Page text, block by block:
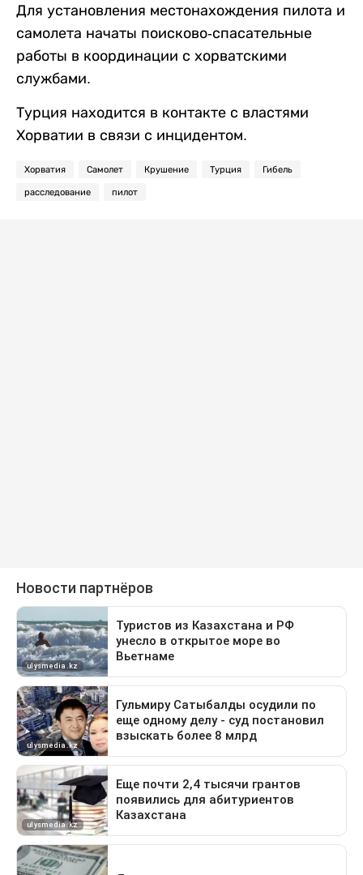
Для установления местонахождения пилота и
самолета начаты поисково-спасательные
работы в координации с хорватскими
службами.
Турция находится в контакте с властями
Хорватии в связи с инцидентом.
Хорватия Самолет Крушение Турция Гибель
расследование пилот